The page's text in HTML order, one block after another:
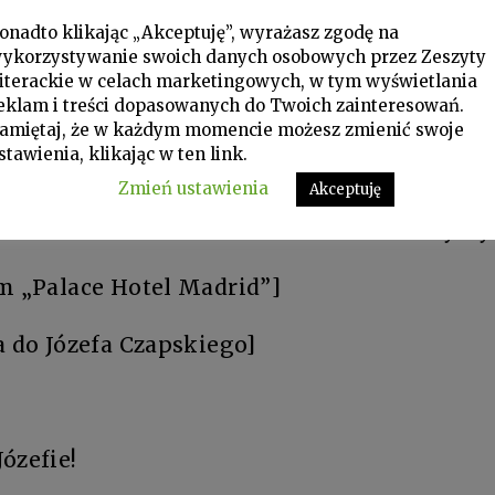
że nie możemy przyjechać na Twoje
nie tylko tego dnia uroczystego, ale
ten maleńki dowód naszej pamięci i nie
„Palace Hotel Madrid”]
do Józefa Czapskiego]
klikając „Akceptuję”, wyrażasz zgodę na
swoich danych osobowych przez Zeszyty
w celach marketingowych, w tym wyświetlania
i treści dopasowanych do Twoich zainteresowań.
że w każdym momencie możesz zmienić swoje
klikając w ten link.
Zmień ustawienia
Akceptuję